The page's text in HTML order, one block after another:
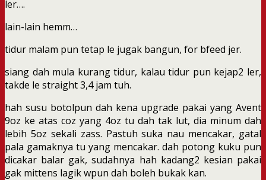
ler….
lain-lain hemm…
tidur malam pun tetap le jugak bangun, for bfeed jer.
siang dah mula kurang tidur, kalau tidur pun kejap2 ler,
takde le straight 3,4 jam tuh.
hah susu botolpun dah kena upgrade pakai yang Avent
9oz ke atas coz yang 4oz tu dah tak lut, dia minum dah
lebih 5oz sekali zass. Pastuh suka nau mencakar, gatal
pala gamaknya tu yang mencakar. dah potong kuku pun
dicakar balar gak, sudahnya hah kadang2 kesian pakai
gak mittens lagik wpun dah boleh bukak kan.